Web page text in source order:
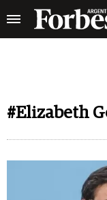
#Elizabeth